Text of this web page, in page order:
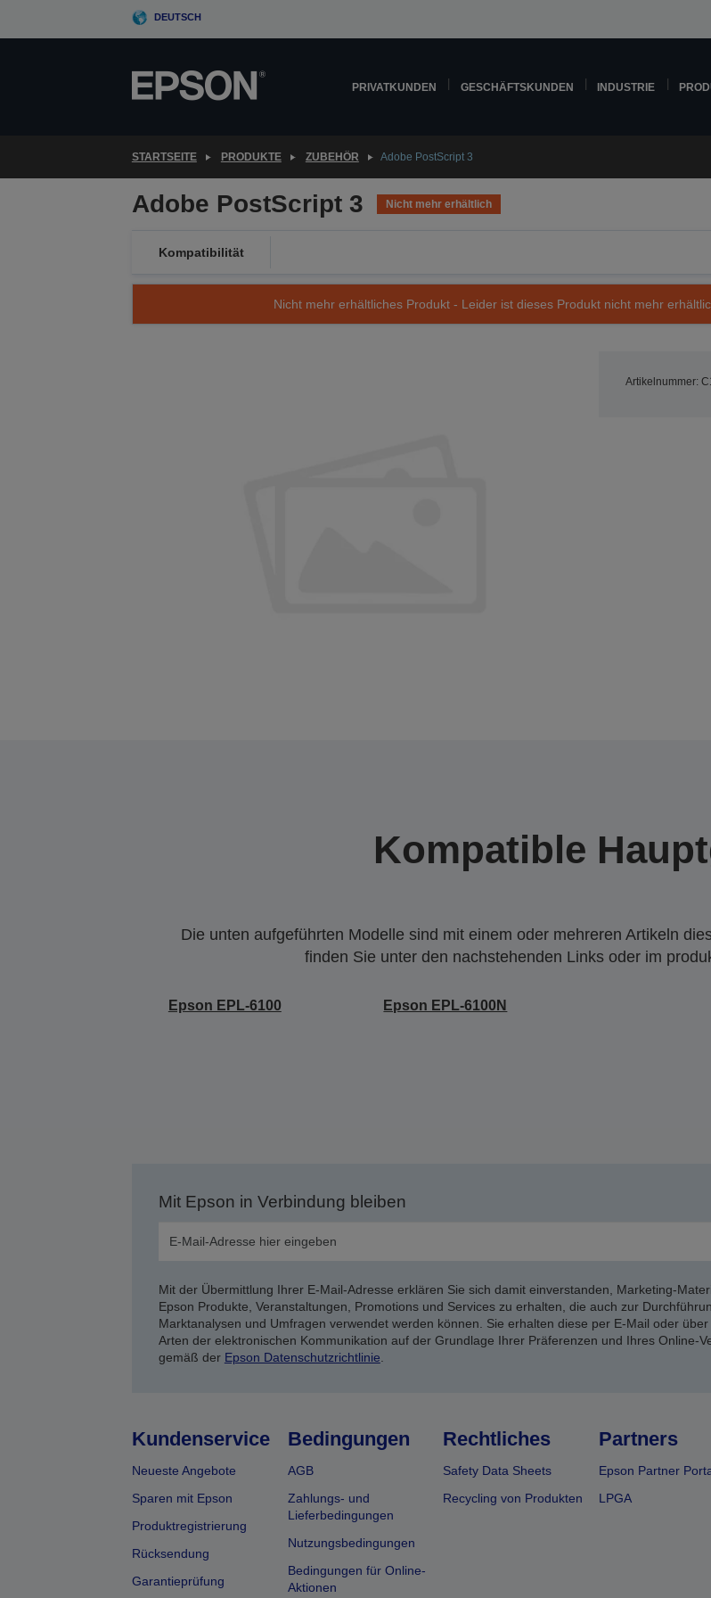
DEUTSCH
PRIVATKUNDEN GESCHÄFTSKUNDEN INDUSTRIE
STARTSEITE PRODUKTE ZUBEHÖR Adobe PostScript 3
Adobe PostScript 3 Nicht mehr erhältlich
Kompatibilität
Nicht mehr erhältliches Produkt - Leider ist dieses Produkt nicht mehr
Artikelnummer:
Kompatible
Die unten aufgeführten Modelle sind mit einem oder mehreren Artikeln
finden Sie unter den nachstehenden Links oder im
Epson EPL-6100 Epson EPL-6100N
Mit Epson in Verbindung bleiben
Mit der Übermittlung Ihrer E-Mail-Adresse erklären Sie sich damit einverstanden, Marketing-
Epson Produkte, Veranstaltungen, Promotions und Services zu erhalten, die auch zur
Marktanalysen und Umfragen verwendet werden können. Sie erhalten diese per E-Mail oder über
Arten der elektronischen Kommunikation auf der Grundlage Ihrer Präferenzen und Ihres Online-
gemäß der Epson Datenschutzrichtlinie
Kundenservice
Neueste Angebote
Sparen mit Epson
Produktregistrierung
Rücksendung
Garantieprüfung
Bedingungen
AGB
Zahlungs- und
Lieferbedingungen
Nutzungsbedingungen
Bedingungen für Online-
Aktionen
Rechtliches
Safety Data Sheets
Recycling von Produkten
Partners
Epson Partner
LPGA